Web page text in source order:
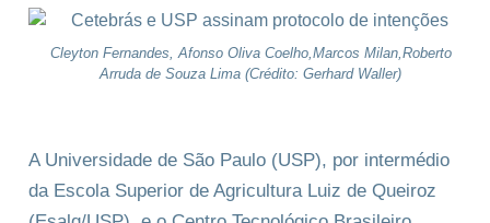
Cleyton Fernandes, Afonso Oliva Coelho,Marcos Milan,Roberto
Arruda de Souza Lima (Crédito: Gerhard Waller)
A Universidade de São Paulo (USP), por intermédio
da Escola Superior de Agricultura Luiz de Queiroz